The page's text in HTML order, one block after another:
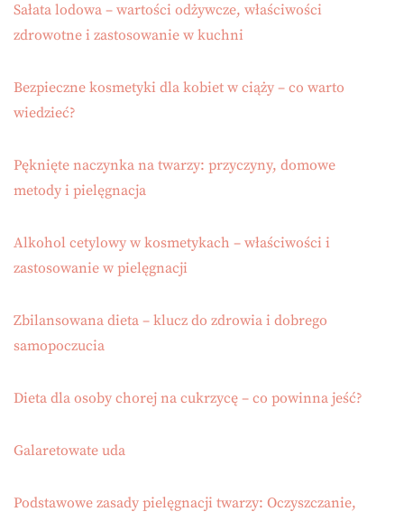
Sałata lodowa – wartości odżywcze, właściwości
zdrowotne i zastosowanie w kuchni
Bezpieczne kosmetyki dla kobiet w ciąży – co warto
wiedzieć?
Pęknięte naczynka na twarzy: przyczyny, domowe
metody i pielęgnacja
Alkohol cetylowy w kosmetykach – właściwości i
zastosowanie w pielęgnacji
Zbilansowana dieta – klucz do zdrowia i dobrego
samopoczucia
Dieta dla osoby chorej na cukrzycę – co powinna jeść?
Galaretowate uda
Podstawowe zasady pielęgnacji twarzy: Oczyszczanie,